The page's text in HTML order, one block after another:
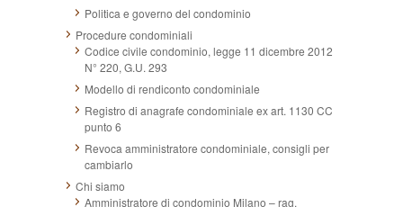
Politica e governo del condominio
Procedure condominiali
Codice civile condominio, legge 11 dicembre 2012
N° 220, G.U. 293
Modello di rendiconto condominiale
Registro di anagrafe condominiale ex art. 1130 CC
punto 6
Revoca amministratore condominiale, consigli per
cambiarlo
Chi siamo
Amministratore di condominio Milano – rag.